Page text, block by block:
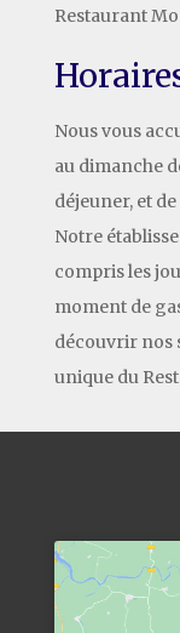
Restaurant
Nous vous
au dimanche
déjeuner, et
Notre
compris les
moment de
découvrir nos
unique du